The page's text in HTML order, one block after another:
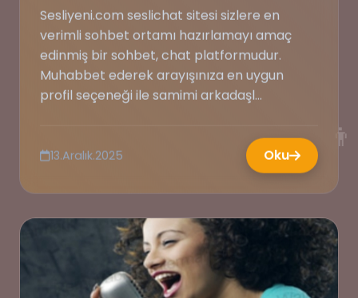
😆
🤷‍♂️
Sesliyeni.com seslichat sitesi sizlere en
verimli sohbet ortamı hazırlamayı amaç
edinmiş bir sohbet, chat platformudur.
Muhabbet ederek arayışınıza en uygun
profil seçeneği ile samimi arkadaşl...
13.Aralık.2025 Oku